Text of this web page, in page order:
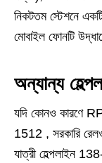
নিকটতম স্টেশনে
মোবাইল ফোনটি
অন্যান্য
যদি কোনও কারণে
1512 , সরকারি
যাত্রী হেল্পলাইন